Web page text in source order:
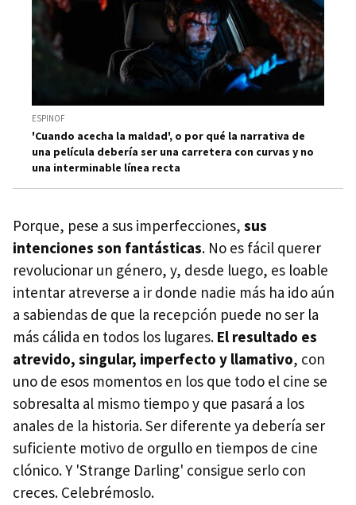
ESPINOF
'Cuando acecha la maldad', o por qué la narrativa de
una película debería ser una carretera con curvas y no
una interminable línea recta
Porque, pese a sus imperfecciones, sus
intenciones son fantásticas. No es fácil querer
revolucionar un género, y, desde luego, es loable
intentar atreverse a ir donde nadie más ha ido aún
a sabiendas de que la recepción puede no ser la
más cálida en todos los lugares. El resultado es
atrevido, singular, imperfecto y llamativo, con
uno de esos momentos en los que todo el cine se
sobresalta al mismo tiempo y que pasará a los
anales de la historia. Ser diferente ya debería ser
suficiente motivo de orgullo en tiempos de cine
clónico. Y 'Strange Darling' consigue serlo con
creces. Celebrémoslo.